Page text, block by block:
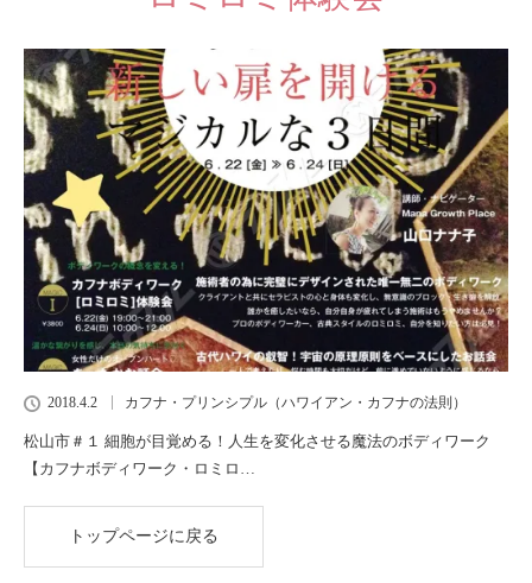
2018.4.2 カフナ・プリンシプル（ハワイアン・カフナの法則）
松山市＃１ 細胞が目覚める！人生を変化させる魔法のボディワーク
【カフナボディワーク・ロミロ…
トップページに戻る